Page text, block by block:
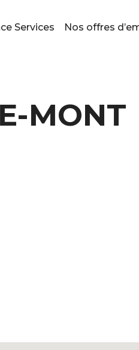
Services Nos offres
MONT